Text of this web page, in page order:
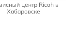
центр Ricoh в
Хабаровске